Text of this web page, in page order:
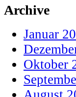
Archive
Januar
Oktober